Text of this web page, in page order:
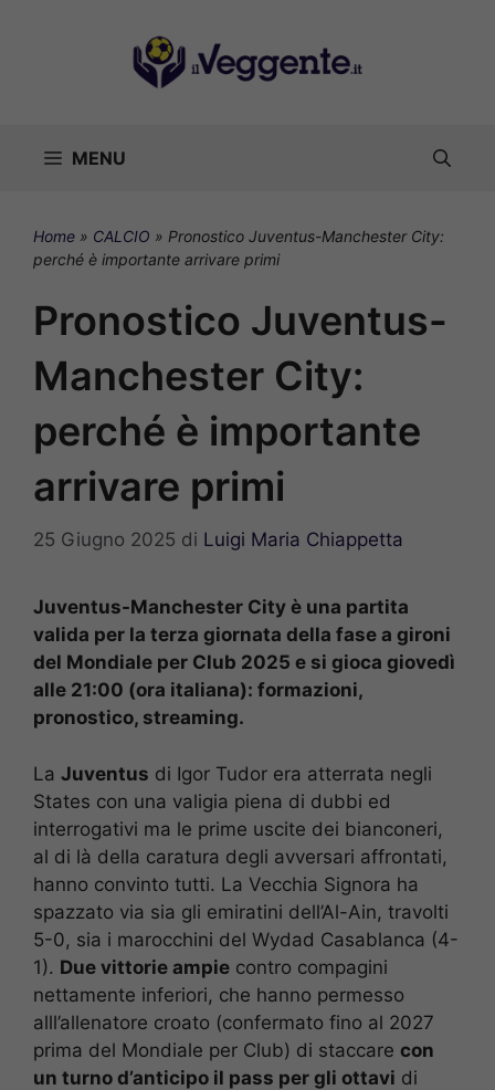
MENU
Home » CALCIO » Pronostico Juventus-Manchester City:
perché è importante arrivare primi
Pronostico Juventus-
Manchester City:
perché è importante
arrivare primi
25 Giugno 2025 di Luigi Maria Chiappetta
Juventus-Manchester City è una partita
valida per la terza giornata della fase a gironi
del Mondiale per Club 2025 e si gioca giovedì
alle 21:00 (ora italiana): formazioni,
pronostico, streaming.
La Juventus di Igor Tudor era atterrata negli
States con una valigia piena di dubbi ed
interrogativi ma le prime uscite dei bianconeri,
al di là della caratura degli avversari affrontati,
hanno convinto tutti. La Vecchia Signora ha
spazzato via sia gli emiratini dell’Al-Ain, travolti
5-0, sia i marocchini del Wydad Casablanca (4-
1). Due vittorie ampie contro compagini
nettamente inferiori, che hanno permesso
alll’allenatore croato (confermato fino al 2027
prima del Mondiale per Club) di staccare con
un turno d’anticipo il pass per gli ottavi di